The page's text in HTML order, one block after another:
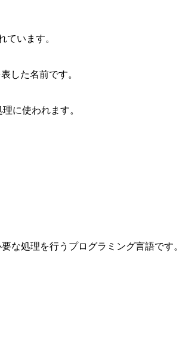
ています。
した名前です。
に使われます。
な処理を行うプログラミング言語です。